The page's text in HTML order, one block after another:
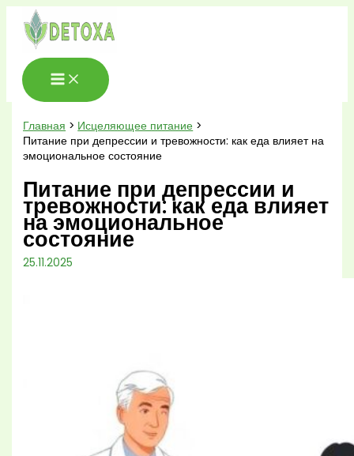
Перейти
содержимому
Главная
Исцеляющее питание
Питание при депрессии и тревожности: как еда влияет на
эмоциональное состояние
Питание при депрессии и
тревожности: как еда влияет
на эмоциональное
состояние
25.11.2025